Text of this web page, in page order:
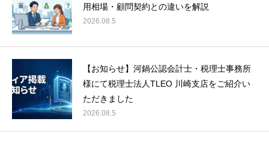
用相場・顧問契約との違いを解説
2026.08.5
【お知らせ】河鍋公認会計士・税理士事務所
様にて税理士法人TLEO 川崎支店をご紹介い
ただきました
2026.08.5